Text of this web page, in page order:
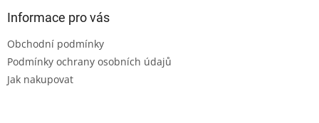
Informace pro vás
Obchodní podmínky
Podmínky ochrany osobních údajů
Jak nakupovat